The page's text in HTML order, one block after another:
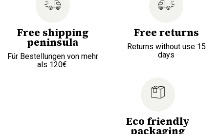
Free shipping
peninsula
Für Bestellungen von mehr
als 120€.
Free returns
Returns without use 15
days
Eco friendly
packaging